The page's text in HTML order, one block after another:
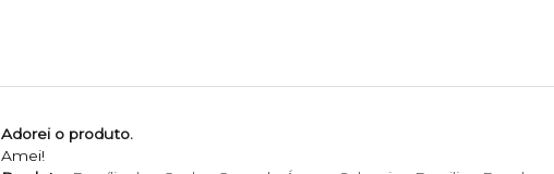
Adorei o produto.
Amei!